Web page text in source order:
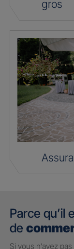
gros
Parce qu’il
de
Si vous n’avez